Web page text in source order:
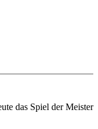
das Spiel der Meister